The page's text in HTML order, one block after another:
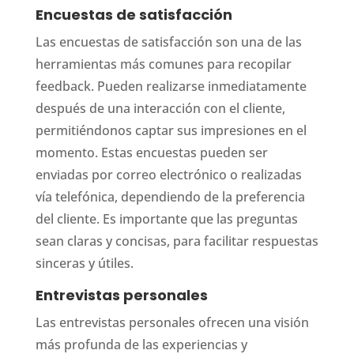
Encuestas de satisfacción
Las encuestas de satisfacción son una de las
herramientas más comunes para recopilar
feedback. Pueden realizarse inmediatamente
después de una interacción con el cliente,
permitiéndonos captar sus impresiones en el
momento. Estas encuestas pueden ser
enviadas por correo electrónico o realizadas
vía telefónica, dependiendo de la preferencia
del cliente. Es importante que las preguntas
sean claras y concisas, para facilitar respuestas
sinceras y útiles.
Entrevistas personales
Las entrevistas personales ofrecen una visión
más profunda de las experiencias y